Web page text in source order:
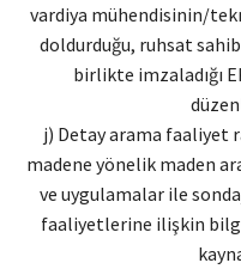
vardiya mühendisinin/
doldurduğu, ruhsat
birlikte imzaladığı
j) Detay arama faaliyet
madene yönelik maden
ve uygulamalar ile
faaliyetlerine ilişkin